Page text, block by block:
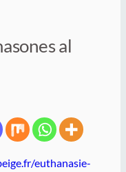
al
euthanasie-